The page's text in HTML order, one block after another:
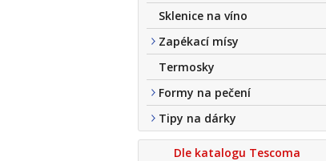
Sklenice na víno
Zapékací mísy
Termosky
Formy na pečení
Tipy na dárky
Dle katalogu Tescoma